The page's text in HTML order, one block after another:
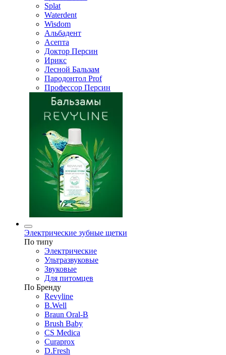
Splat
Waterdent
Wisdom
Альбадент
Асепта
Доктор Персин
Ирикс
Лесной Бальзам
Пародонтол Prof
Профессор Персин
Электрические зубные щетки
По типу
Электрические
Ультразвуковые
Звуковые
Для питомцев
По Бренду
Revyline
B.Well
Braun Oral-B
Brush Baby
CS Medica
Curaprox
D.Fresh